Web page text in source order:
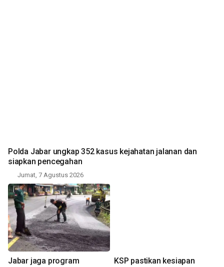
Polda Jabar ungkap 352 kasus kejahatan jalanan dan
siapkan pencegahan
Jumat, 7 Agustus 2026
Jabar jaga program
KSP pastikan kesiapan